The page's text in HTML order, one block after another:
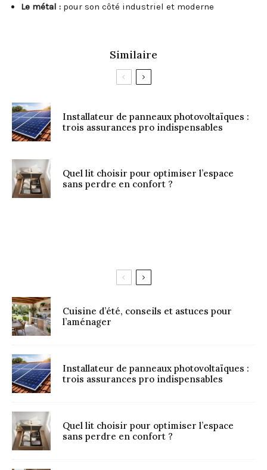
Le métal : pour son côté industriel et moderne
Similaire
Installateur de panneaux photovoltaïques :
trois assurances pro indispensables
Quel lit choisir pour optimiser l’espace
sans perdre en confort ?
Cuisine d’été, conseils et astuces pour
l’aménager
Installateur de panneaux photovoltaïques :
trois assurances pro indispensables
Quel lit choisir pour optimiser l’espace
sans perdre en confort ?